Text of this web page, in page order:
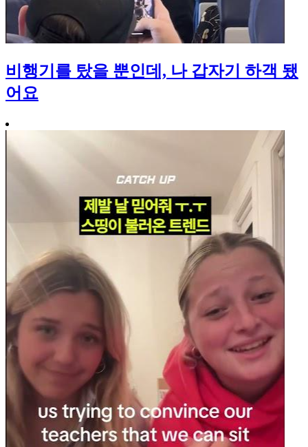
비행기를 탔을 뿐인데, 나 갑자기 하객 됐
어요